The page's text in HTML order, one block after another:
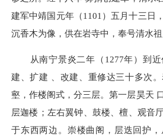
建军中靖国元年（1101）五月十三日
沉香木为像，供在岩寺中，奉号清水祖
从南宁景炎二年（1277年）到近
建、扩建 、改建、重修达三十多次
壑，作楼阁式，分三层。第一层昊天
层迦楼；左右翼钟、鼓楼、檀、观音
于东西两边。崇楼曲阁，层迭回护